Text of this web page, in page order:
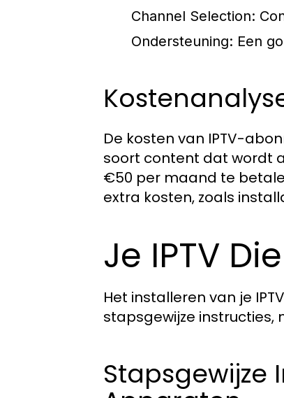
Channel Selection:
Ondersteuning: Een
De kosten van IPTV-
soort content dat wordt
€50 per maand te
extra kosten, zoals
Je IPTV
Het installeren van je
stapsgewijze instructies,
Stapsgewijze